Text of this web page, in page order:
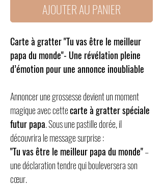
AJOUTER AU PANIER
Carte à gratter "Tu vas être le meilleur
papa du monde"- Une révélation pleine
d’émotion pour une annonce inoubliable
Annoncer une grossesse devient un moment
magique avec cettecarte à gratter spéciale
futur papa. Sous une pastille dorée, il
découvrira le message surprise :
"Tu vas être le meilleur papa du monde"–
une déclaration tendre qui bouleversera son
cœur.